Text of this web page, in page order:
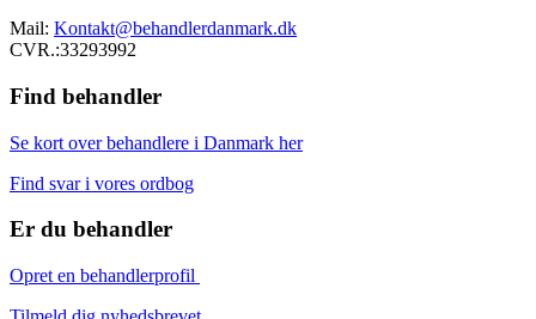
Mail: Kontakt@behandlerdanmark.dk
CVR.:33293992
Find behandler
Se kort over behandlere i Danmark her
Find svar i vores ordbog
Er du behandler
Opret en behandlerprofil